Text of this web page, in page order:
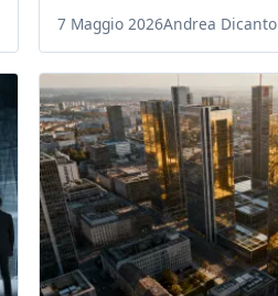
7 Maggio 2026Andrea Dicanto